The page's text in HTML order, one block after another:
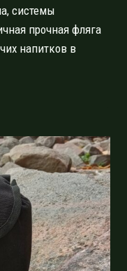
системы
прочная фляга
напитков в